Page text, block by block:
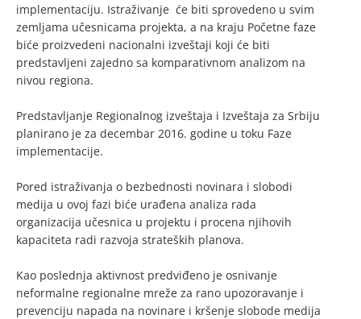
implementaciju. Istraživanje će biti sprovedeno u svim
zemljama učesnicama projekta, a na kraju Početne faze
biće proizvedeni nacionalni izveštaji koji će biti
predstavljeni zajedno sa komparativnom analizom na
nivou regiona.
Predstavljanje Regionalnog izveštaja i Izveštaja za Srbiju
planirano je za decembar 2016. godine u toku Faze
implementacije.
Pored istraživanja o bezbednosti novinara i slobodi
medija u ovoj fazi biće urađena analiza rada
organizacija učesnica u projektu i procena njihovih
kapaciteta radi razvoja strateških planova.
Kao poslednja aktivnost predviđeno je osnivanje
neformalne regionalne mreže za rano upozoravanje i
prevenciju napada na novinare i kršenje slobode medija